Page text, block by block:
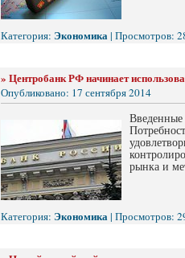
Категория: Экономика| Просмотров:
» Центробанк РФ начинает
Опубликовано: 17 сентября 2014
рынка и
Категория: Экономика| Просмотров: